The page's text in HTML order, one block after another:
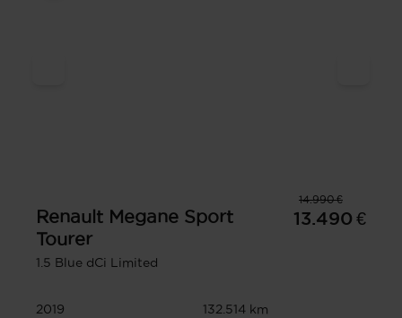
14.990 €
Renault Megane Sport
Tourer
1.5 Blue dCi Limited
13.490 €
2019
132.514 km